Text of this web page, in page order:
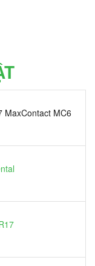
MaxContact MC6